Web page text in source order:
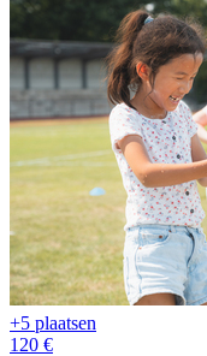
+5 plaatsen
120 €